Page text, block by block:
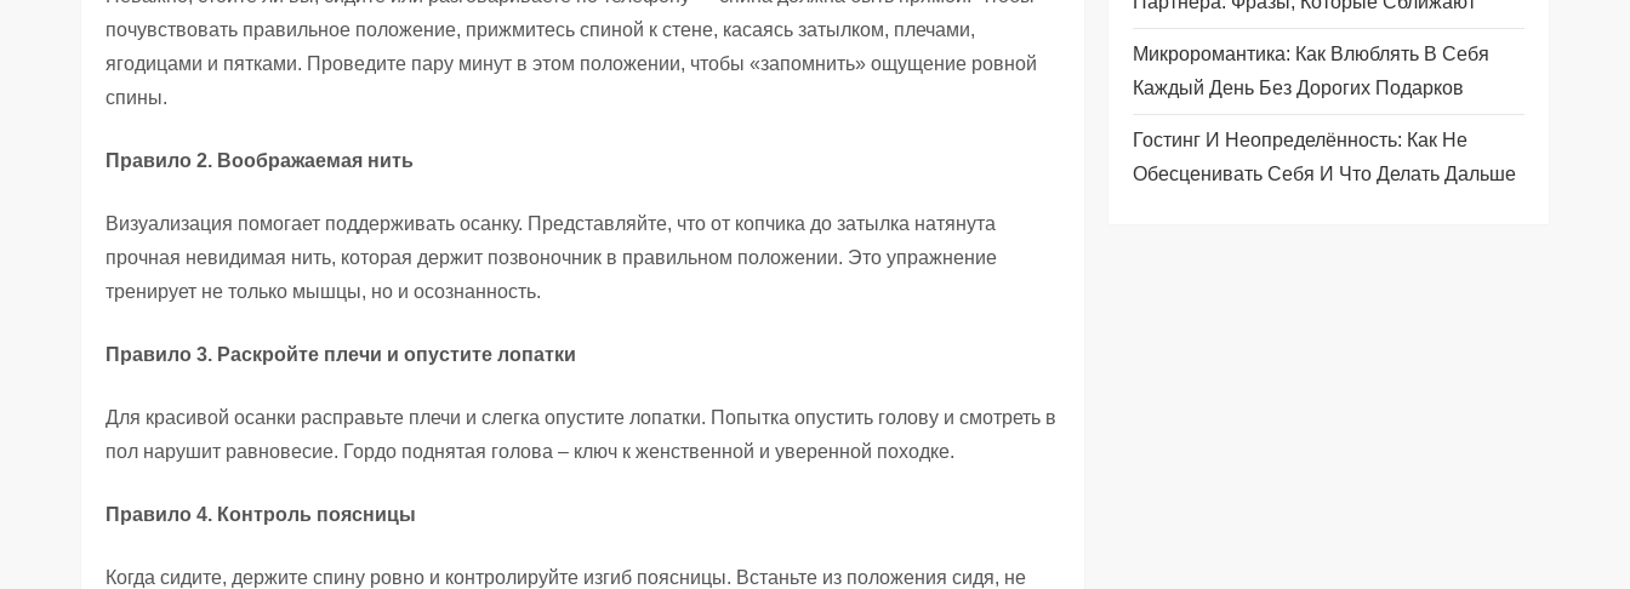
почувствовать правильное положение, прижмитесь спиной к стене, касаясь затылком, плечами,
ягодицами и пятками. Проведите пару минут в этом положении, чтобы «запомнить» ощущение ровной
спины.
Правило 2. Воображаемая нить
Визуализация помогает поддерживать осанку. Представляйте, что от копчика до затылка натянута
прочная невидимая нить, которая держит позвоночник в правильном положении. Это упражнение
тренирует не только мышцы, но и осознанность.
Правило 3. Раскройте плечи и опустите лопатки
Для красивой осанки расправьте плечи и слегка опустите лопатки. Попытка опустить голову и смотреть в
пол нарушит равновесие. Гордо поднятая голова – ключ к женственной и уверенной походке.
Правило 4. Контроль поясницы
Когда сидите, держите спину ровно и контролируйте изгиб поясницы. Встаньте из положения сидя, не
Микроромантика: Как Влюблять В Себя
Каждый День Без Дорогих Подарков
Гостинг И Неопределённость: Как Не
Обесценивать Себя И Что Делать Дальше